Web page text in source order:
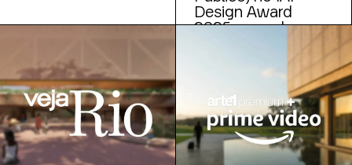
Design Award
2025, uma das